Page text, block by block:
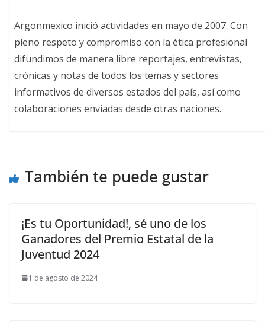
Argonmexico inició actividades en mayo de 2007. Con
pleno respeto y compromiso con la ética profesional
difundimos de manera libre reportajes, entrevistas,
crónicas y notas de todos los temas y sectores
informativos de diversos estados del país, así como
colaboraciones enviadas desde otras naciones.
También te puede gustar
¡Es tu Oportunidad!, sé uno de los
Ganadores del Premio Estatal de la
Juventud 2024
1 de agosto de 2024